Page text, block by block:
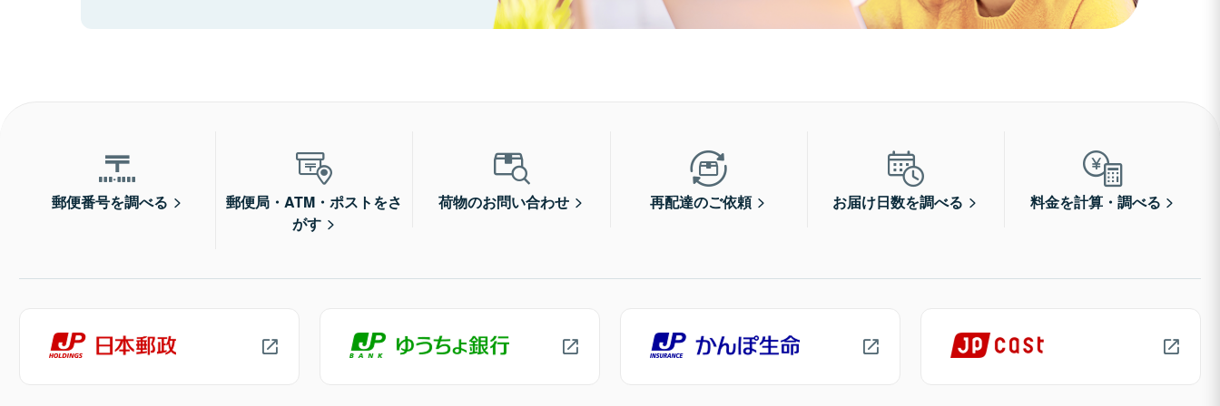
郵便番号を調べる
郵便局・ATM・ポストをさ
がす
荷物のお問い合わせ 再配達のご依頼 お届け日数を調べる 料金を計算・調べる